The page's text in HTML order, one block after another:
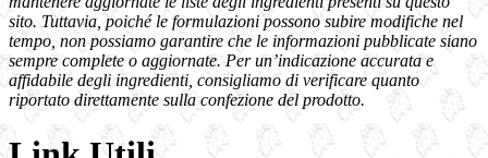
sito. Tuttavia, poiché le formulazioni possono subire modifiche nel
tempo, non possiamo garantire che le informazioni pubblicate siano
sempre complete o aggiornate. Per un’indicazione accurata e
affidabile degli ingredienti, consigliamo di verificare quanto
riportato direttamente sulla confezione del prodotto.